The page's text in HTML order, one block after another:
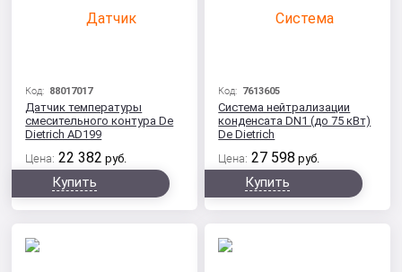
Код: 88017017
Датчик температуры
смесительного контура De
Dietrich AD199
Цена: 22 382 руб.
Купить
Код: 7613605
Система нейтрализации
конденсата DN1 (до 75 кВт)
De Dietrich
Цена: 27 598 руб.
Купить